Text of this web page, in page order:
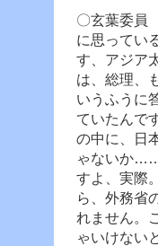
〇玄葉委員
に思ってい
す、アジア
は、総理、
いうふうに
ていたんで
の中に、日
ゃないか……
すよ、実際
ら、外務省
れません。
ゃいけない